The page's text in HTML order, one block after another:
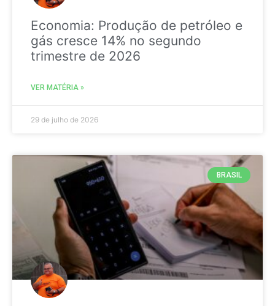
Economia: Produção de petróleo e
gás cresce 14% no segundo
trimestre de 2026
VER MATÉRIA »
29 de julho de 2026
BRASIL